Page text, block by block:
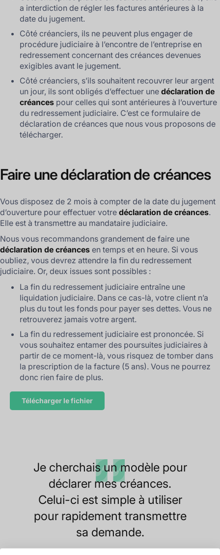
a interdiction de régler les factures antérieures à la
date du jugement.
Côté créanciers, ils ne peuvent plus engager de
procédure judiciaire à l’encontre de l’entreprise en
redressement concernant des créances devenues
exigibles avant le jugement.
Côté créanciers, s’ils souhaitent recouvrer leur argent
un jour, ils sont obligés d’effectuer une déclaration de
créances pour celles qui sont antérieures à l’ouverture
du redressement judiciaire. C’est ce formulaire de
déclaration de créances que nous vous proposons de
télécharger.
Faire une déclaration de créances
Vous disposez de 2 mois à compter de la date du jugement
d’ouverture pour effectuer votre déclaration de créances.
Elle est à transmettre au mandataire judiciaire.
Nous vous recommandons grandement de faire une
déclaration de créances en temps et en heure. Si vous
oubliez, vous devrez attendre la fin du redressement
judiciaire. Or, deux issues sont possibles :
La fin du redressement judiciaire entraîne une
liquidation judiciaire. Dans ce cas-là, votre client n’a
plus du tout les fonds pour payer ses dettes. Vous ne
retrouverez jamais votre argent.
La fin du redressement judiciaire est prononcée. Si
vous souhaitez entamer des poursuites judiciaires à
partir de ce moment-là, vous risquez de tomber dans
la prescription de la facture (5 ans). Vous ne pourrez
donc rien faire de plus.
Télécharger le fichier
Je cherchais un modèle pour
déclarer mes créances.
Celui-ci est simple à utiliser
pour rapidement transmettre
sa demande.